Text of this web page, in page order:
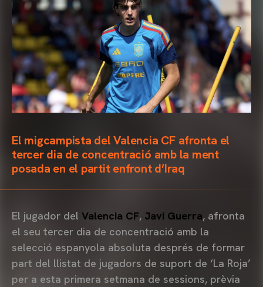
El migcampista del Valencia CF afronta el
tercer dia de concentració amb la ment
posada en el partit enfront d’Iraq
El jugador del Valencia CF, Javi Guerra, afronta
el seu tercer dia de concentració amb la
selecció espanyola absoluta després de formar
part del llistat de jugadors de suport de ‘La Roja’
per a esta primera setmana de sessions, prèvia